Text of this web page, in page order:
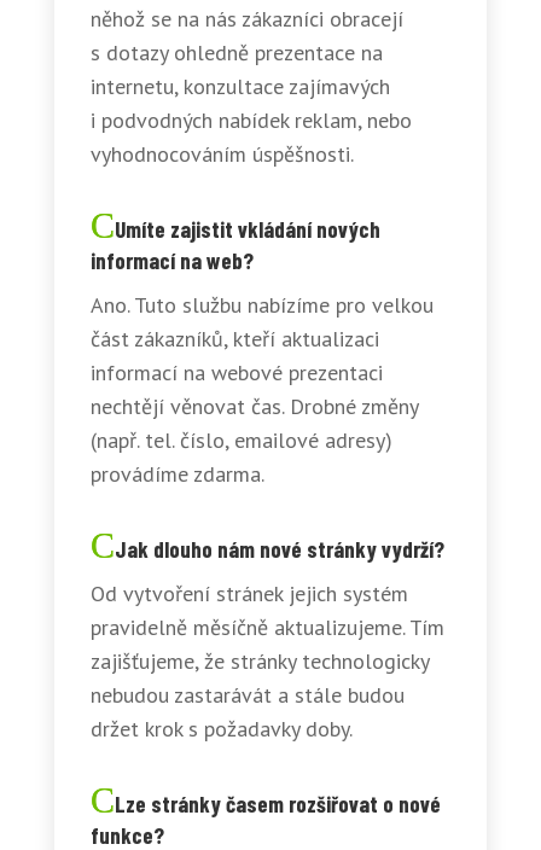
něhož se na nás zákazníci obracejí
s dotazy ohledně prezentace na
internetu, konzultace zajímavých
i podvodných nabídek reklam, nebo
vyhodnocováním úspěšnosti.
Umíte zajistit vkládání nových
informací na web?
Ano. Tuto službu nabízíme pro velkou
část zákazníků, kteří aktualizaci
informací na webové prezentaci
nechtějí věnovat čas. Drobné změny
(např. tel. číslo, emailové adresy)
provádíme zdarma.
Jak dlouho nám nové stránky vydrží?
Od vytvoření stránek jejich systém
pravidelně měsíčně aktualizujeme. Tím
zajišťujeme, že stránky technologicky
nebudou zastarávát a stále budou
držet krok s požadavky doby.
Lze stránky časem rozšiřovat o nové
funkce?